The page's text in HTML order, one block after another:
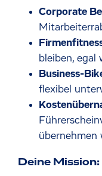
Corporate
bleiben, egal
Business-
flexibel
übernehmen
Deine Mission: